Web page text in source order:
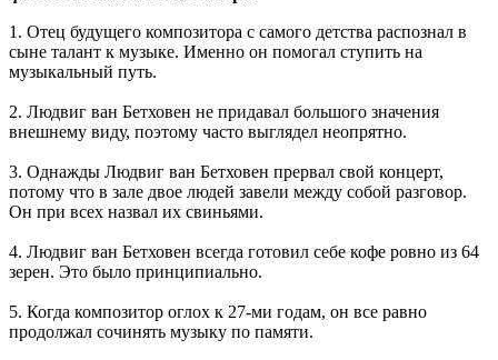
1. Отец будущего композитора с самого детства распознал в
сыне талант к музыке. Именно он помогал ступить на
музыкальный путь.
2. Людвиг ван Бетховен не придавал большого значения
внешнему виду, поэтому часто выглядел неопрятно.
3. Однажды Людвиг ван Бетховен прервал свой концерт,
потому что в зале двое людей завели между собой разговор.
Он при всех назвал их свиньями.
4. Людвиг ван Бетховен всегда готовил себе кофе ровно из 64
зерен. Это было принципиально.
5. Когда композитор оглох к 27-ми годам, он все равно
продолжал сочинять музыку по памяти.